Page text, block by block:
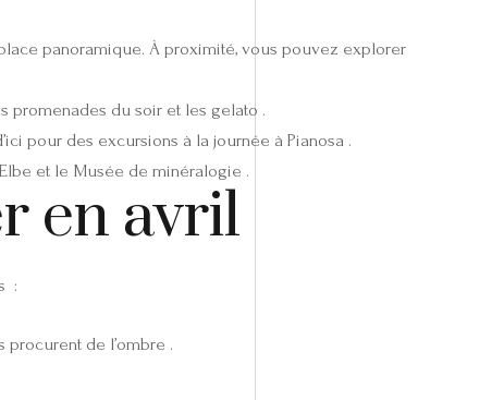
panoramique. À proximité, vous pouvez explorer
promenades du soir et les gelato .
pour des excursions à la journée à Pianosa .
et le Musée de minéralogie .
en avril
:
de l’ombre .